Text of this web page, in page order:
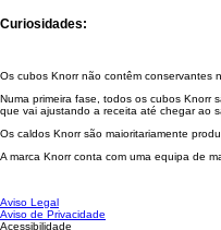
Curiosidades:
Os cubos Knorr não contêm conservantes
Numa primeira fase, todos os cubos Knorr
que vai ajustando a receita até chegar ao
Os caldos Knorr são maioritariamente
A marca Knorr conta com uma equipa de
Aviso Legal
Aviso de Privacidade
Acessibilidade